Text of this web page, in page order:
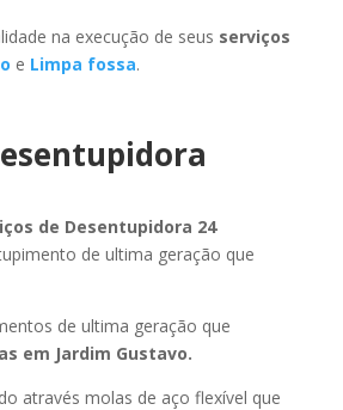
na execução de seus serviços
e Limpa fossa.
de Desentupidora 24
de ultima geração que
de ultima geração que
em Jardim Gustavo.
através molas de aço flexível que